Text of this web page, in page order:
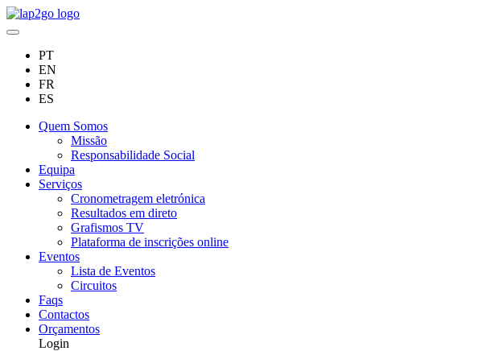
PT
EN
FR
ES
Quem Somos
Missão
Responsabilidade Social
Equipa
Serviços
Cronometragem eletrónica
Resultados em direto
Grafismos TV
Plataforma de inscrições online
Eventos
Lista de Eventos
Circuitos
Faqs
Contactos
Orçamentos
Login